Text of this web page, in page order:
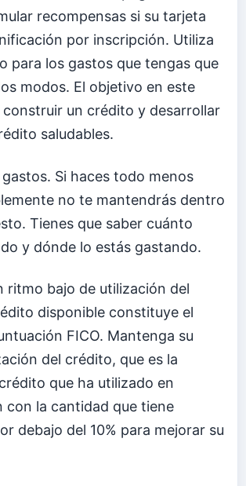
recompensas si su tarjeta
por inscripción. Utiliza
para los gastos que tengas que
modos. El objetivo en este
un crédito y desarrollar
saludables.
Si haces todo menos
no te mantendrás dentro
Tienes que saber cuánto
y dónde lo estás gastando.
ritmo bajo de utilización del
disponible constituye el
FICO. Mantenga su
del crédito, que es la
que ha utilizado en
con la cantidad que tiene
debajo del 10% para mejorar su